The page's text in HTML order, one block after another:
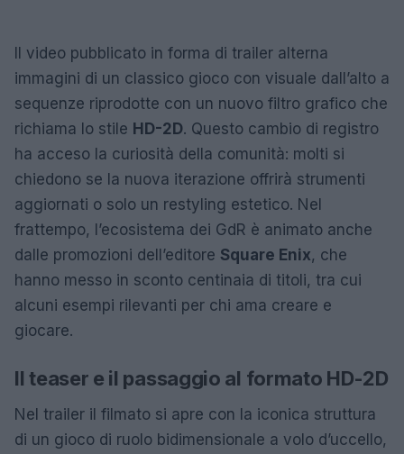
Il video pubblicato in forma di trailer alterna
immagini di un classico gioco con visuale dall’alto a
sequenze riprodotte con un nuovo filtro grafico che
richiama lo stile HD-2D. Questo cambio di registro
ha acceso la curiosità della comunità: molti si
chiedono se la nuova iterazione offrirà strumenti
aggiornati o solo un restyling estetico. Nel
frattempo, l’ecosistema dei GdR è animato anche
dalle promozioni dell’editore Square Enix, che
hanno messo in sconto centinaia di titoli, tra cui
alcuni esempi rilevanti per chi ama creare e
giocare.
Il teaser e il passaggio al formato HD-2D
Nel trailer il filmato si apre con la iconica struttura
di un gioco di ruolo bidimensionale a volo d’uccello,